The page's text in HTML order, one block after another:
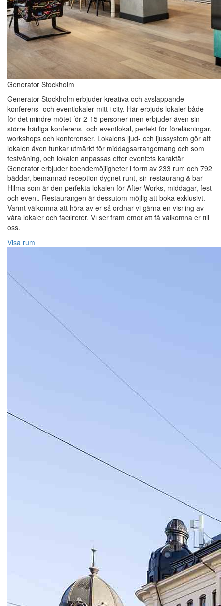
Generator Stockholm
Generator Stockholm erbjuder kreativa och avslappande
konferens- och eventlokaler mitt i city. Här erbjuds lokaler både
för det mindre mötet för 2-15 personer men erbjuder även sin
större härliga konferens- och eventlokal, perfekt för föreläsningar,
workshops och konferenser. Lokalens ljud- och ljussystem gör att
lokalen även funkar utmärkt för middagsarrangemang och som
festvåning, och lokalen anpassas efter eventets karaktär.
Generator erbjuder boendemöjligheter i form av 233 rum och 792
bäddar, bemannad reception dygnet runt, sin restaurang & bar
Hilma som är den perfekta lokalen för After Works, middagar, fest
och event. Restaurangen är dessutom möjlig att boka exklusivt.
Varmt välkomna att höra av er så ordnar vi gärna en visning av
våra lokaler och faciliteter. Vi ser fram emot att få välkomna er till
oss.
Visa rum